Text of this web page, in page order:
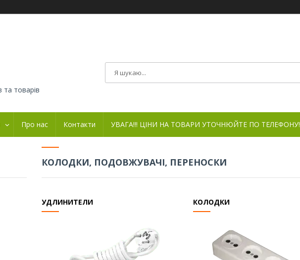
та товарів
Про нас Контакти УВАГА!!! ЦІНИ НА ТОВАРИ УТОЧНЮЙТЕ ПО ТЕЛЕФОНУ!
КОЛОДКИ, ПОДОВЖУВАЧІ, ПЕРЕНОСКИ
УДЛИНИТЕЛИ КОЛОДКИ